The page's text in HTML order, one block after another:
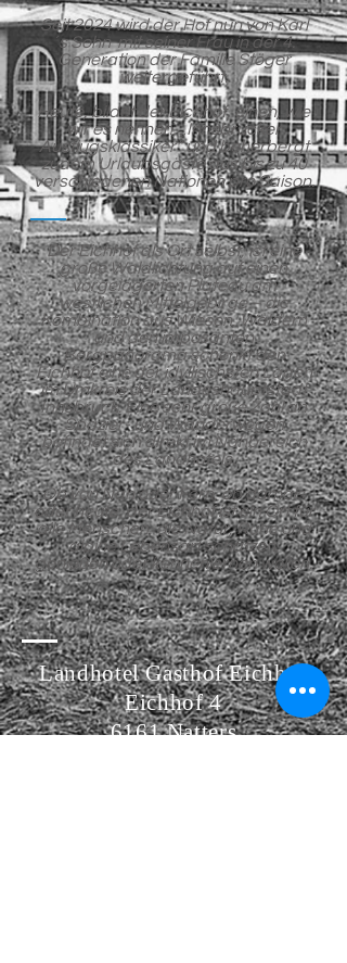
Seit 2024 wird der Hof nun von Karl
´s Sohn mit seiner Frau in der 4.
Generation der Familie Stöger
weitergeführt.
Heute, bildet der Eichhof, einen, wie
wir es nennen, „Innsbrucker
Ausflugsklassiker“ und beherbergt
zudem Urlaubsgäste aus bis zu 40
verschiedenen Nationen pro Saison.
Der Eichhof als Ort selbst, ist eine
große Waldlichtung auf einen
vorgelagerten Plateau am
westlichen Mittelgebirge – die
Kombination aus Wiesen, Wäldern
und den imposanten
Bergpanorama schenkt den
Eichhof eine der idyllischsten Lagen
im Umkreis der Landeshauptstadt
Innsbruck. Eine sehr große Zahl an
Spazier- und Wanderwegen
befindet sich direkt im Nahbereich
des Landhotels.
Ob von Nah oder Fern, ob damals
oder heute, der Eichhof ist ein Ort für
alle Menschen, die Natur, Ruhe und
alpine Lebensart schätzen,
genießen oder kennenlernen wollen.
Landhotel Gasthof Eichhof
Eichhof 4
6161 Natters